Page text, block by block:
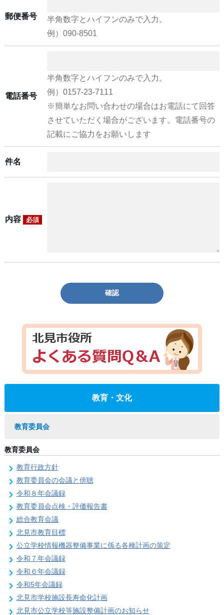
郵便番号
半角数字とハイフンのみで入力。
例）090-8501
電話番号
半角数字とハイフンのみで入力。
例）0157-23-7111
※簡単なお問い合わせの場合はお電話にて回答
させていただく場合がございます。電話番号の
記載にご協力をお願いします
件名
内容 必須
確認
教育・文化
教育委員会
教育委員会
教育行政方針
教育委員会の会議と傍聴
令和８年会議録
教育委員会点検・評価報告書
総合教育会議
北見市教育目標
公立学校情報機器整備事業に係る各種計画の策定
令和７年会議録
令和６年会議録
令和5年会議録
北見市学校施設長寿命化計画
北見市公立学校等施設整備計画のお知らせ